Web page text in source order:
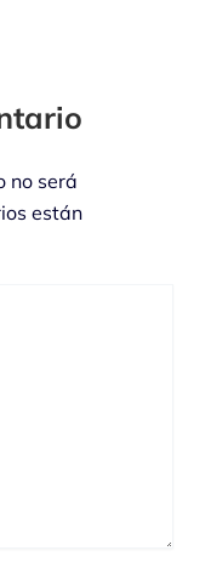
no será
están